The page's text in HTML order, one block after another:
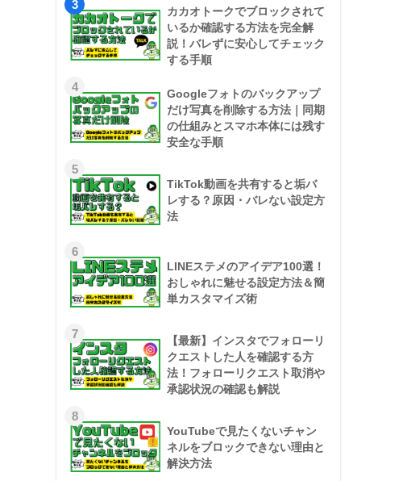
3
カカオトークでブロックされて
いるか確認する方法を完全解
説！バレずに安心してチェック
する手順
4
Googleフォトのバックアップ
だけ写真を削除する方法｜同期
の仕組みとスマホ本体には残す
安全な手順
5
TikTok動画を共有すると垢バ
レする？原因・バレない設定方
法
6
LINEステメのアイデア100選！
おしゃれに魅せる設定方法＆簡
単カスタマイズ術
7
【最新】インスタでフォローリ
クエストした人を確認する方
法！フォローリクエスト取消や
承認状況の確認も解説
8
YouTubeで見たくないチャン
ネルをブロックできない理由と
解決方法